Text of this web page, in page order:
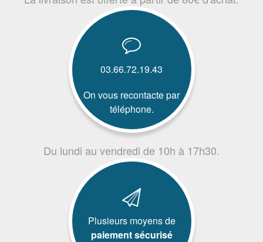
03.66.72.19.43
On vous recontacte par
téléphone.
Du lundi au vendredi de 10h à 17h30.
Plusieurs moyens de
paiement sécurisé